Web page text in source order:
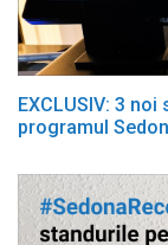
EXCLUSIV: 3
programul